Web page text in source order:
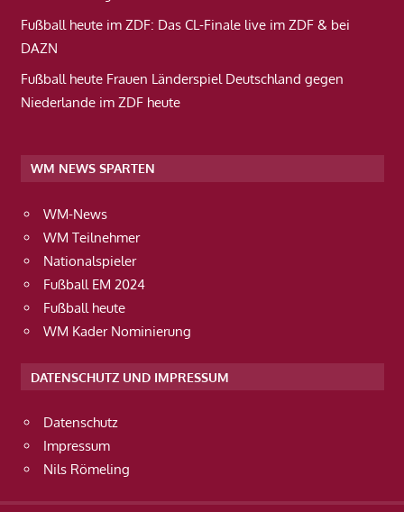
Fußball heute im ZDF: Das CL-Finale live im ZDF & bei
DAZN
Fußball heute Frauen Länderspiel Deutschland gegen
Niederlande im ZDF heute
WM NEWS SPARTEN
WM-News
WM Teilnehmer
Nationalspieler
Fußball EM 2024
Fußball heute
WM Kader Nominierung
DATENSCHUTZ UND IMPRESSUM
Datenschutz
Impressum
Nils Römeling